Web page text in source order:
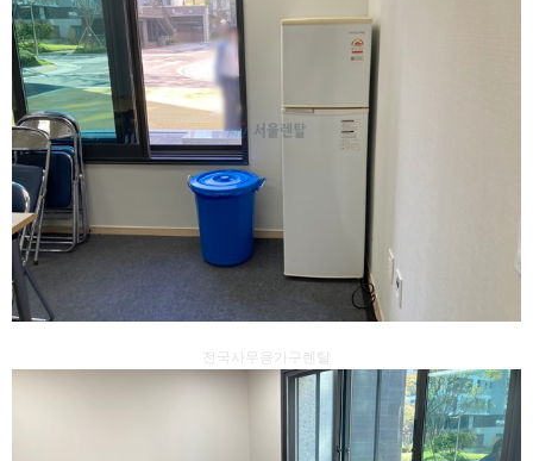
전국사무용가구렌탈